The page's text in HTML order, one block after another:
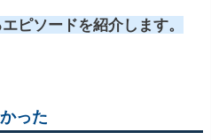
ピソードを紹介します。
った